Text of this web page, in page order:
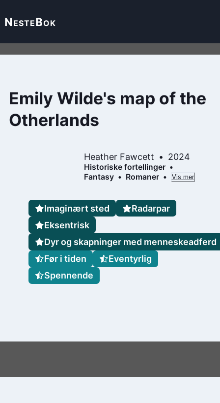
NesteBok
Emily Wilde's map of the
Otherlands
Heather Fawcett 2024
Historiske fortellinger
Fantasy
Romaner Vis mer
Imaginært sted
Radarpar
Eksentrisk
Dyr og skapninger med menneskeadferd
Før i tiden
Eventyrlig
Spennende